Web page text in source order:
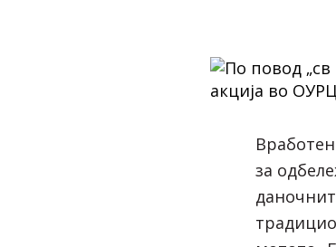
за